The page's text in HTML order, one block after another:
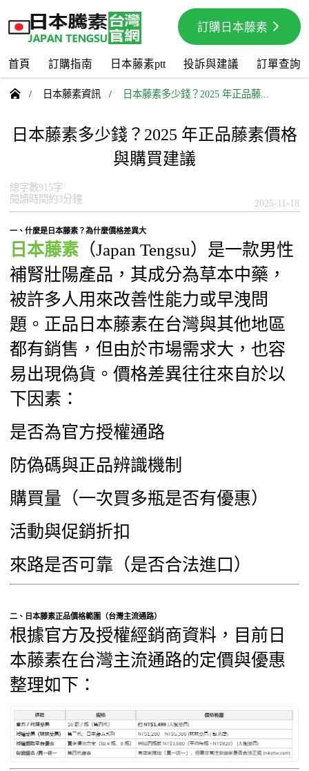
訂購日本藤素
首頁 訂購指南 日本藤素ptt 投訴與建議 訂單查詢
 / 日本藤素資訊 / 日本藤素多少錢？2025 年正品藤...
日本藤素多少錢？2025 年正品藤素價格
與購買建議
總字數915字
閱讀時間約3分鐘
2025-11-18
一、什麼是日本藤素？為什麼價格差異大
日本藤素 （Japan Tengsu）是一款男性
補腎壯陽產品，其成分為草本中藥，
被許多人用來改善性能力或早洩問
題。正品日本藤素在台灣與其他地區
都有銷售，但由於市場需求大，也容
易出現偽貨。價格差異往往來自於以
下因素：
是否為官方授權通路
防偽碼與正品辨識機制
購買量（一次買多瓶是否有優惠）
活動與促銷折扣
來路是否可靠（是否合法進口）
二、日本藤素正品價格範圍（台灣主流通路）
根據官方及授權經銷商資料，目前日
本藤素在台灣主流通路的定價與優惠
整理如下：